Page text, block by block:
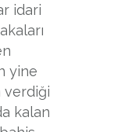
idari
yine
verdiği
kalan